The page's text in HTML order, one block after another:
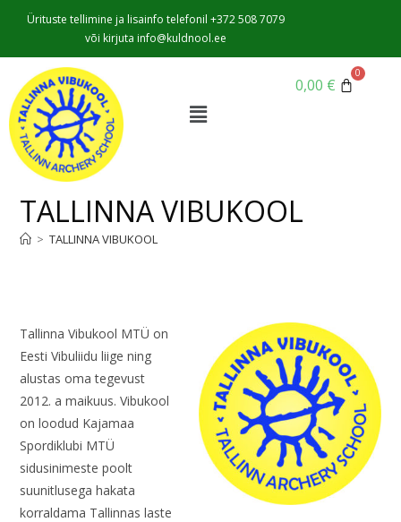
Ürituste tellimine ja lisainfo telefonil +372 508 7079
või kirjuta info@kuldnool.ee
0,00 €
TALLINNA VIBUKOOL
> TALLINNA VIBUKOOL
Tallinna Vibukool MTÜ on
Eesti Vibuliidu liige ning
alustas oma tegevust
2012. a maikuus. Vibukool
on loodud Kajamaa
Spordiklubi MTÜ
sidusinimeste poolt
suunitlusega hakata
korraldama Tallinnas laste